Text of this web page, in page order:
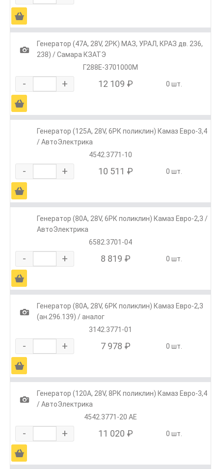
Ä
1
Генератор (47А, 28V, 2РК) МАЗ, УРАЛ, КРАЗ дв. 236,
238) / Самара КЗАТЭ
Г288Е-3701000М
- + 12 109 ₽ 0 шт.
Ä
Генератор (125А, 28V, 6РК поликлин) Камаз Евро-3,4
/ АвтоЭлектрика
4542.3771-10
- + 10 511 ₽ 0 шт.
Ä
Генератор (80А, 28V, 6РК поликлин) Камаз Евро-2,3 /
АвтоЭлектрика
6582.3701-04
- + 8 819 ₽ 0 шт.
Ä
1
Генератор (80А, 28V, 6РК поликлин) Камаз Евро-2,3
(ан.296.139) / аналог
3142.3771-01
- + 7 978 ₽ 0 шт.
Ä
1
Генератор (120А, 28V, 8РК поликлин) Камаз Евро-3,4
/ АвтоЭлектрика
4542.3771-20 AE
- + 11 020 ₽ 0 шт.
Ä